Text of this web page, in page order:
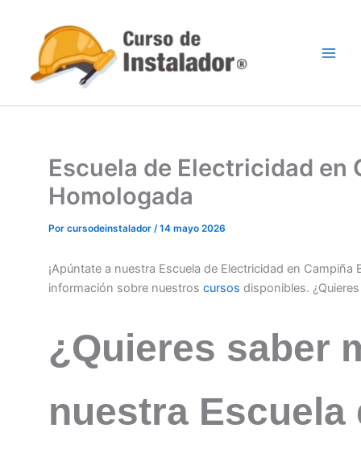
contenido
Escuela de Electricidad en
Homologada
Por cursodeinstalador /14 mayo 2026
¡Apúntate a nuestra Escuela de Electricidad en Campiña
información sobre nuestros cursos disponibles.
¿Quieres saber
nuestra